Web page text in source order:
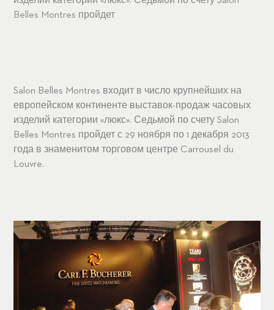
Belles Montres пройдет
Salon Belles Montres входит в число крупнейших на
европейском континенте выставок-продаж часовых
изделий категории «люкс». Седьмой по счету Salon
Belles Montres пройдет с 29 ноября по 1 декабря 2013
года в знаменитом торговом центре Carrousel du
Louvre.